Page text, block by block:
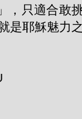
，只適合敢
是耶穌魅力